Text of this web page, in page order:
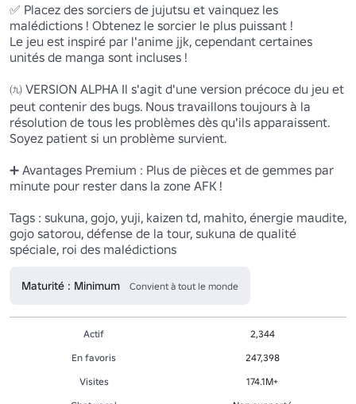
✅ Placez des sorciers de jujutsu et vainquez les
malédictions ! Obtenez le sorcier le plus puissant !
Le jeu est inspiré par l'anime jjk, cependant certaines
unités de manga sont incluses !
㈨️ VERSION ALPHA Il s'agit d'une version précoce du jeu et
peut contenir des bugs. Nous travaillons toujours à la
résolution de tous les problèmes dès qu'ils apparaissent.
Soyez patient si un problème survient.
➕ Avantages Premium : Plus de pièces et de gemmes par
minute pour rester dans la zone AFK !
Tags : sukuna, gojo, yuji, kaizen td, mahito, énergie maudite,
gojo satorou, défense de la tour, sukuna de qualité
spéciale, roi des malédictions
Maturité : Minimum Convient à tout le monde
Actif
2,344
En favoris
247,398
Visites
174.1M+